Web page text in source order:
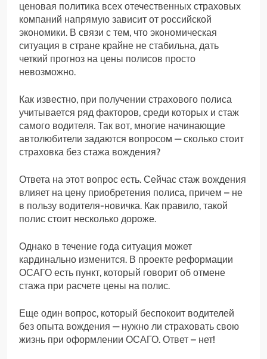
ценовая политика всех отечественных страховых
компаний напрямую зависит от российской
экономики. В связи с тем, что экономическая
ситуация в стране крайне не стабильна, дать
четкий прогноз на цены полисов просто
невозможно.
Как известно, при получении страхового полиса
учитывается ряд факторов, среди которых и стаж
самого водителя. Так вот, многие начинающие
автолюбители задаются вопросом — сколько стоит
страховка без стажа вождения?
Ответа на этот вопрос есть. Сейчас стаж вождения
влияет на цену приобретения полиса, причем – не
в пользу водителя-новичка. Как правило, такой
полис стоит несколько дороже.
Однако в течение года ситуация может
кардинально изменится. В проекте реформации
ОСАГО есть пункт, который говорит об отмене
стажа при расчете цены на полис.
Еще один вопрос, который беспокоит водителей
без опыта вождения — нужно ли страховать свою
жизнь при оформлении ОСАГО. Ответ – нет!